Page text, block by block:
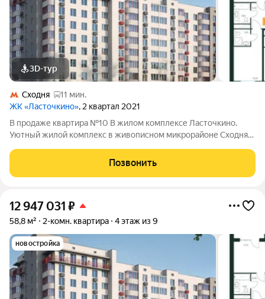
3D-тур
Сходня
11 мин.
ЖК «Ласточкино», 2 квартал 2021
В продаже квартира №10 В жилом комплексе Ласточкино.
Уютный жилой комплекс в живописном микрорайоне Сходня
Проект сочетает в себе гармонию природы и современные
городские удобства, создавая идеальное
Позвонить
12 947 031 ₽
58,8 м² 2-комн. квартира 4 этаж из 9
новостройка